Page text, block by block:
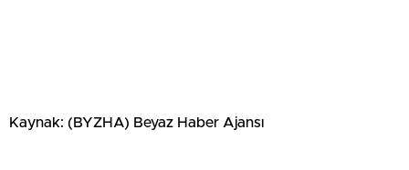
Kaynak: (BYZHA) Beyaz Haber Ajansı